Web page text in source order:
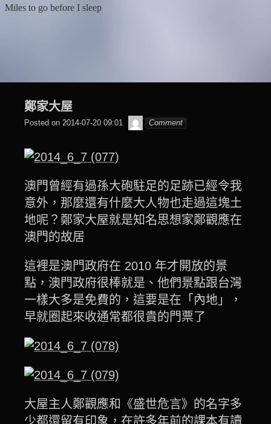
Miles to go before I sleep
鄭家大屋
Posted on 2014-07-20 09:01 beagle2001_tw
Comment
澳門曾經有過孫大砲駐足的足跡已經令我
意外，那麼還有什麼大人物也走過這塊土
地呢？鄭家大屋就是知名思想家鄭觀應在
澳門的故居
這裡是澳門政府在 2010 年才開放的景
點，澳門政府很棒就是、他們景點跟台灣
一樣大多是免費的，這要是在「內地」，
早就圈起來收通常都很貴的門票了
大屋主人鄭觀應和《盛世危言》的名字多
少都還留有印象，在許多年前的課本有讀